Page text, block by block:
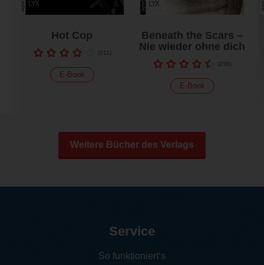
Hot Cop
(211)
E-Book
Beneath the Scars –
Nie wieder ohne dich
(238)
E-Book
Weitere Bücher des Verlags
Service
So funktioniert‘s